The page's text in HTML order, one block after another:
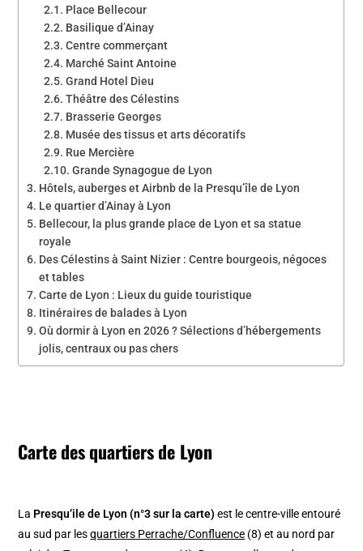
Place Bellecour
Basilique d’Ainay
Centre commerçant
Marché Saint Antoine
Grand Hotel Dieu
Théâtre des Célestins
Brasserie Georges
Musée des tissus et arts décoratifs
Rue Mercière
Grande Synagogue de Lyon
Hôtels, auberges et Airbnb de la Presqu’île de Lyon
Le quartier d’Ainay à Lyon
Bellecour, la plus grande place de Lyon et sa statue
royale
Des Célestins à Saint Nizier : Centre bourgeois, négoces
et tables
Carte de Lyon : Lieux du guide touristique
Itinéraires de balades à Lyon
Où dormir à Lyon en 2026 ? Sélections d’hébergements
jolis, centraux ou pas chers
Carte des quartiers de Lyon
La Presqu’ile de Lyon (n°3 sur la carte) est le centre-ville entouré
au sud par lesquartiers Perrache/Confluence (8) et au nord par